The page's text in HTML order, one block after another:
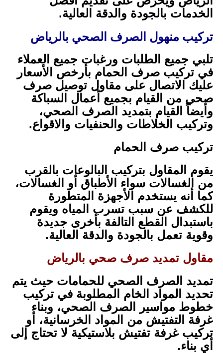
الخدمات بالجودة والدقة العالية.
تركيب منهول الصرف الصحي بالرياض
تلبي جميع الطلبات ورغبات جميع العملاء
في تركيب صرف الحمام بأرخص الأسعار
عليك الاتصال على مقاول توصيل صرف
صحي من القيام بجميع أعمال السباكة
وأيضاً القيام بتمديد الصرف الصحي،
وتركيب الخلاطات والحنفيات والاقواع.
تركيب صرف الحمام
يقوم المقاول بتركيب البالوعات بالقرب
من الغسالات سواء الأطباق أو الغسالات،
كما أنه يستخدم الأجهزة المتطورة
للكشف عن سبب تسرب المياه ويقوم
باستبدال القطع التالفة بأخرى جديدة
وقوية تعمل بالجودة والدقة العالية.
مقاول تمديد صرف صحي بالرياض
تمديد الصرف الصحي للحمامات حيث يتم
تحديد المواد الخام المطلوبة في تركيب
خطوط مواسير الصرف الصحي، وبناء
غرفة التفتيش من المواد الخرسانية، أو
تركيب غرفة تفتيش بلاستيكية لا تحتاج إلى
أي بناء.